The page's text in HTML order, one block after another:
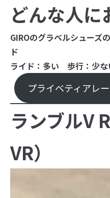
どんな人に
GIROのグラベルシューズ
ド
ライド：多い 歩行：少な
プライベティアレ
ランブルV
VR）